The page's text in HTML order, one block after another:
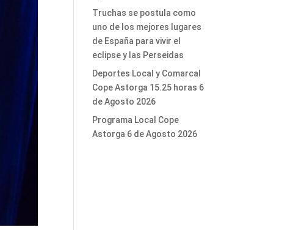
Truchas se postula como
uno de los mejores lugares
de España para vivir el
eclipse y las Perseidas
Deportes Local y Comarcal
Cope Astorga 15.25 horas 6
de Agosto 2026
Programa Local Cope
Astorga 6 de Agosto 2026